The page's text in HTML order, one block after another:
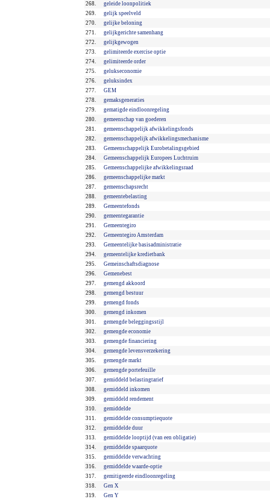
268.
geleide loonpolitiek
269.
gelijk speelveld
270.
gelijke beloning
271.
gelijkgerichte samenhang
272.
gelijkgewogen
273.
gelimiteerde exercise optie
274.
gelimiteerde order
275.
gelukseconomie
276.
geluksindex
277.
GEM
278.
gemaksgeneraties
279.
gematigde eindloonregeling
280.
gemeenschap van goederen
281.
gemeenschappelijk afwikkelingsfonds
282.
gemeenschappelijk afwikkelingsmechanisme
283.
Gemeenschappelijk Eurobetalingsgebied
284.
Gemeenschappelijk Europees Luchtruim
285.
Gemeenschappelijke afwikkelingsraad
286.
gemeenschappelijke markt
287.
gemeenschapsrecht
288.
gemeentebelasting
289.
Gemeentefonds
290.
gemeentegarantie
291.
Gemeentegiro
292.
Gemeentegiro Amsterdam
293.
Gemeentelijke basisadministratie
294.
gemeentelijke kredietbank
295.
Gemeinschaftsdiagnose
296.
Gemenebest
297.
gemengd akkoord
298.
gemengd bestuur
299.
gemengd fonds
300.
gemengd inkomen
301.
gemengde beleggingsstijl
302.
gemengde economie
303.
gemengde financiering
304.
gemengde levensverzekering
305.
gemengde markt
306.
gemengde portefeuille
307.
gemiddeld belastingtarief
308.
gemiddeld inkomen
309.
gemiddeld rendement
310.
gemiddelde
311.
gemiddelde consumptiequote
312.
gemiddelde duur
313.
gemiddelde looptijd (van een obligatie)
314.
gemiddelde spaarquote
315.
gemiddelde verwachting
316.
gemiddelde waarde-optie
317.
gemitigeerde eindloonregeling
318.
Gen X
319.
Gen Y